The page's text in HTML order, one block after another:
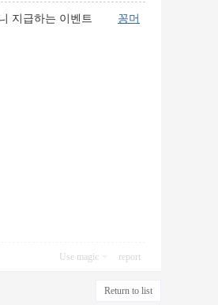
니 지급하는 이벤트 꽁머
Use magic report
Return to list